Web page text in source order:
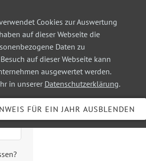
Cookies zur Auswertung
auf dieser Webseite die
Daten zu
auf dieser Webseite kann
ausgewertet werden.
in unserer Datenschutzerklärung.